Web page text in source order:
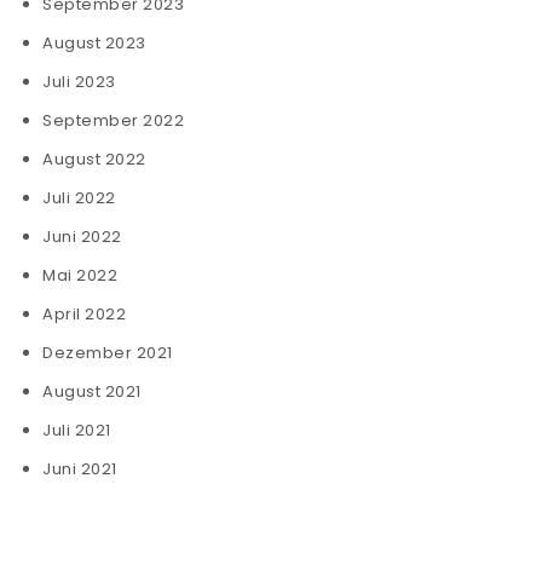
August 2023
Juli 2023
September 2022
August 2022
Juli 2022
Juni 2022
Mai 2022
April 2022
Dezember 2021
August 2021
Juli 2021
Juni 2021